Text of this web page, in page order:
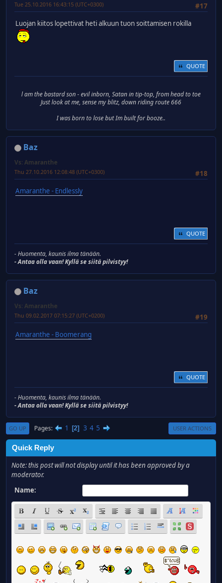
#17
Tue 25.10.2016 16:43:15 (UTC+0300)
Luojan kiitos lopettivat heti alkuun tuon soittamisen rokilla
QUOTE
l am the bastard son - evil inborn, Satan in tip-top, from head to toe
Just look at me, sense my blitz, down riding route 666
I was born to lose but Im built for booze..
Baz
Vs: Amaranthe
#18
Thu 27.10.2016 12:08:48 (UTC+0300)
Amaranthe - Endlessly
QUOTE
- Huomenta, kaunis ilma tänään.
- Antaa olla vaan! Kyllä se siitä pilvistyy!
Baz
Vs: Amaranthe
#19
Thu 09.02.2017 07:15:27 (UTC+0200)
Amaranthe - Boomerang
QUOTE
- Huomenta, kaunis ilma tänään.
- Antaa olla vaan! Kyllä se siitä pilvistyy!
GO UP Pages 1 2 3 4 5 USER ACTIONS
Quick Reply
Note: this post will not display until it has been approved by a
moderator.
Name: